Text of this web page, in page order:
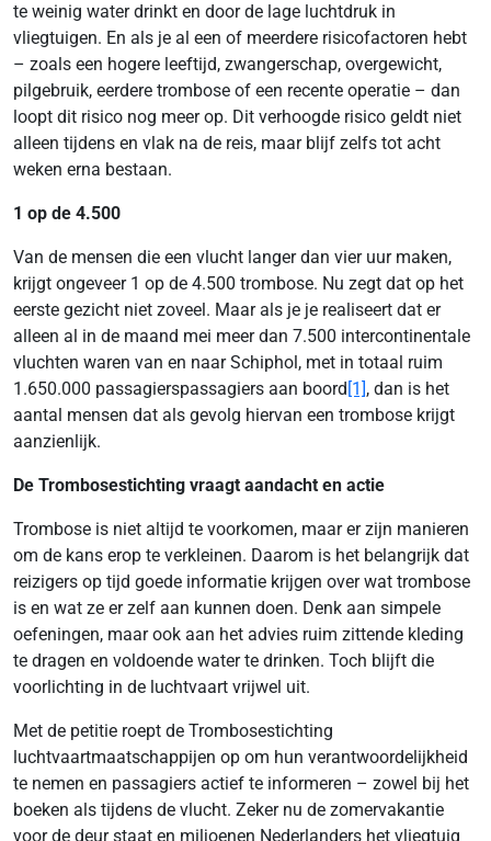
te weinig water drinkt en door de lage luchtdruk in
vliegtuigen. En als je al een of meerdere risicofactoren hebt
– zoals een hogere leeftijd, zwangerschap, overgewicht,
pilgebruik, eerdere trombose of een recente operatie – dan
loopt dit risico nog meer op. Dit verhoogde risico geldt niet
alleen tijdens en vlak na de reis, maar blijf zelfs tot acht
weken erna bestaan.
1 op de 4.500
Van de mensen die een vlucht langer dan vier uur maken,
krijgt ongeveer 1 op de 4.500 trombose. Nu zegt dat op het
eerste gezicht niet zoveel. Maar als je je realiseert dat er
alleen al in de maand mei meer dan 7.500 intercontinentale
vluchten waren van en naar Schiphol, met in totaal ruim
1.650.000 passagierspassagiers aan boord[1], dan is het
aantal mensen dat als gevolg hiervan een trombose krijgt
aanzienlijk.
De Trombosestichting vraagt aandacht en actie
Trombose is niet altijd te voorkomen, maar er zijn manieren
om de kans erop te verkleinen. Daarom is het belangrijk dat
reizigers op tijd goede informatie krijgen over wat trombose
is en wat ze er zelf aan kunnen doen. Denk aan simpele
oefeningen, maar ook aan het advies ruim zittende kleding
te dragen en voldoende water te drinken. Toch blijft die
voorlichting in de luchtvaart vrijwel uit.
Met de petitie roept de Trombosestichting
luchtvaartmaatschappijen op om hun verantwoordelijkheid
te nemen en passagiers actief te informeren – zowel bij het
boeken als tijdens de vlucht. Zeker nu de zomervakantie
voor de deur staat en miljoenen Nederlanders het vliegtuig